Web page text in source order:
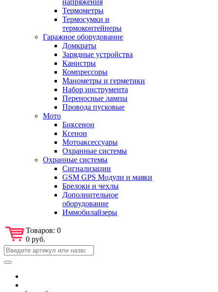
Термометры
Термосумки и
термоконтейнеры
Гаражное оборудование
Домкраты
Зарядные устройства
Канистры
Компрессоры
Манометры и герметики
Набор инструмента
Переносные лампы
Провода пусковые
Мото
Биксенон
Ксенон
Мотоаксессуары
Охранные системы
Охранные системы
Сигнализации
GSM GPS Модули и маяки
Брелоки и чехлы
Дополнительное
оборудование
Иммобилайзеры
Товаров: 0
0 руб.